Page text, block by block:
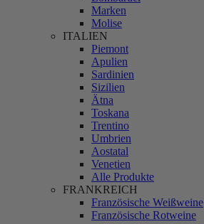
Marken
Molise
ITALIEN
Piemont
Apulien
Sardinien
Sizilien
Ätna
Toskana
Trentino
Umbrien
Aostatal
Venetien
Alle Produkte
FRANKREICH
Französische Weißweine
Französische Rotweine